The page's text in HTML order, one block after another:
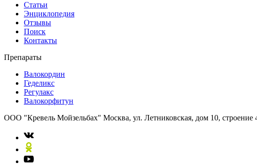
Статьи
Энциклопедия
Отзывы
Поиск
Контакты
Препараты
Валокордин
Геделикс
Регулакс
Валокорфитун
ООО "Кревель Мойзельбах" Москва, ул. Летниковская, дом 10, строение